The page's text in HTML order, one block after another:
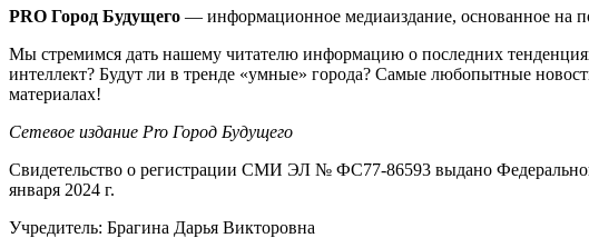
PRO Город Будущего — информационное медиаиздание, основанное на
Мы стремимся дать нашему читателю информацию о последних
интеллект? Будут ли в тренде «умные» города? Самые любопытные
материалах!
Сетевое издание Pro Город Будущего
Свидетельство о регистрации СМИ ЭЛ № ФС77-86593 выдано
января 2024 г.
Учредитель: Брагина Дарья Викторовна